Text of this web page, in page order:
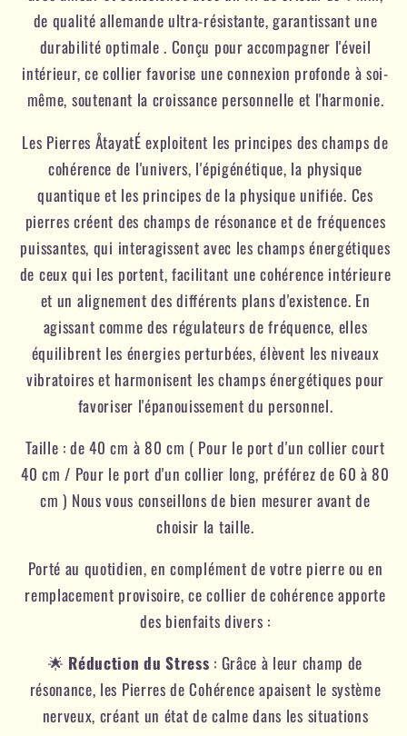
de qualité allemande ultra-résistante, garantissant une
durabilité optimale . Conçu pour accompagner l'éveil
intérieur, ce collier favorise une connexion profonde à soi-
même, soutenant la croissance personnelle et l'harmonie.
Les Pierres ÅtayatÉ exploitent les principes des champs de
cohérence de l'univers, l'épigénétique, la physique
quantique et les principes de la physique unifiée. Ces
pierres créent des champs de résonance et de fréquences
puissantes, qui interagissent avec les champs énergétiques
de ceux qui les portent, facilitant une cohérence intérieure
et un alignement des différents plans d'existence. En
agissant comme des régulateurs de fréquence, elles
équilibrent les énergies perturbées, élèvent les niveaux
vibratoires et harmonisent les champs énergétiques pour
favoriser l'épanouissement du personnel.
Taille : de 40 cm à 80 cm ( Pour le port d'un collier court
40 cm / Pour le port d'un collier long, préférez de 60 à 80
cm ) Nous vous conseillons de bien mesurer avant de
choisir la taille.
Porté au quotidien, en complément de votre pierre ou en
remplacement provisoire, ce collier de cohérence apporte
des bienfaits divers :
🌟 Réduction du Stress : Grâce à leur champ de
résonance, les Pierres de Cohérence apaisent le système
nerveux, créant un état de calme dans les situations